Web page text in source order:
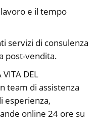
e il tempo
servizi di consulenza
post-vendita.
DEL
team di assistenza
esperienza,
online 24 ore su